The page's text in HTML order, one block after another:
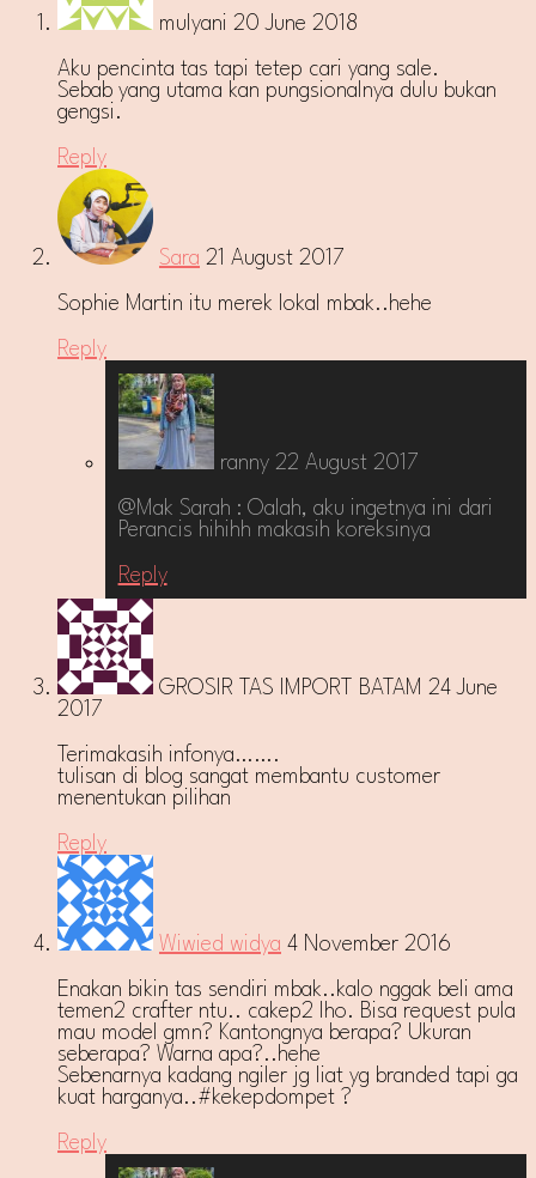
mulyani 20 June 2018
Aku pencinta tas tapi tetep cari yang sale.
Sebab yang utama kan pungsionalnya dulu bukan
gengsi.
Reply
Sara 21 August 2017
Sophie Martin itu merek lokal mbak..hehe
Reply
ranny 22 August 2017
@Mak Sarah : Oalah, aku ingetnya ini dari
Perancis hihihh makasih koreksinya
Reply
GROSIR TAS IMPORT BATAM 24 June
2017
Terimakasih infonya…….
tulisan di blog sangat membantu customer
menentukan pilihan
Reply
Wiwied widya 4 November 2016
Enakan bikin tas sendiri mbak..kalo nggak beli ama
temen2 crafter ntu.. cakep2 lho. Bisa request pula
mau model gmn? Kantongnya berapa? Ukuran
seberapa? Warna apa?..hehe
Sebenarnya kadang ngiler jg liat yg branded tapi ga
kuat harganya..#kekepdompet ?
Reply